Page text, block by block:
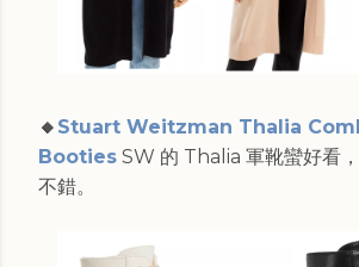
🔸 Stuart Weitzman Thalia
Booties SW 的 Thalia 軍靴蠻好看
不錯。